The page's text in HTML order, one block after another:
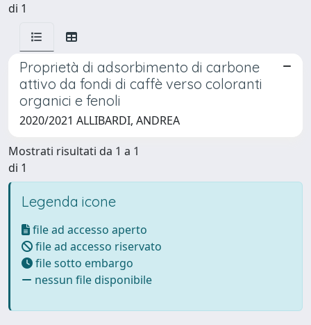
di 1
Proprietà di adsorbimento di carbone
attivo da fondi di caffè verso coloranti
organici e fenoli
2020/2021 ALLIBARDI, ANDREA
Mostrati risultati da 1 a 1
di 1
Legenda icone
file ad accesso aperto
file ad accesso riservato
file sotto embargo
nessun file disponibile